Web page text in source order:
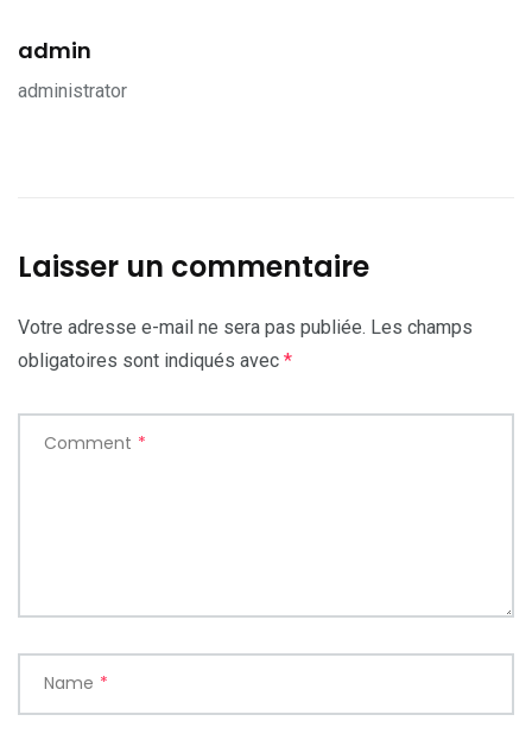
admin
administrator
Laisser un commentaire
Votre adresse e-mail ne sera pas publiée. Les champs
obligatoires sont indiqués avec *
Comment *
Name *